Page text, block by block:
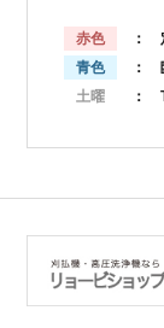
赤色
：
青色
：
土曜
：